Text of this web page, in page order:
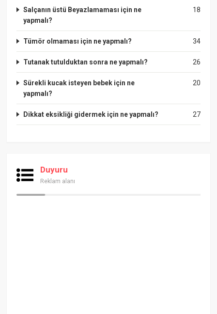
18
Salçanın üstü Beyazlamaması için ne
yapmalı?
34
Tümör olmaması için ne yapmalı?
26
Tutanak tutulduktan sonra ne yapmalı?
20
Sürekli kucak isteyen bebek için ne
yapmalı?
27
Dikkat eksikliği gidermek için ne yapmalı?
Duyuru
Reklam alanı